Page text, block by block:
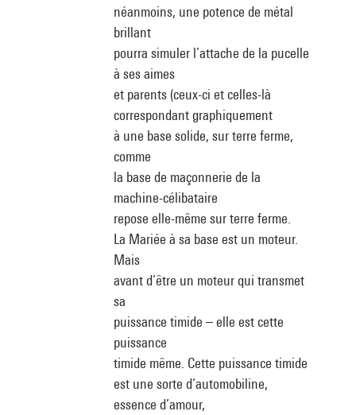
néanmoins, une potence de métal
brillant
pourra simuler l’attache de la pucelle
à ses aimes
et parents (ceux-ci et celles-là
correspondant graphiquement
à une base solide, sur terre ferme,
comme
la base de maçonnerie de la
machine-célibataire
repose elle-même sur terre ferme.
La Mariée à sa base est un moteur.
Mais
avant d’être un moteur qui transmet
sa
puissance timide – elle est cette
puissance
timide même. Cette puissance timide
est une sorte d’automobiline,
essence d’amour,